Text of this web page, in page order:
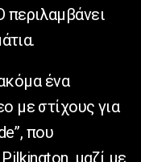
ένα
με στίχους για
που